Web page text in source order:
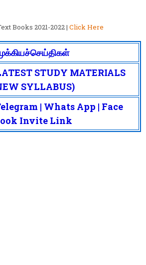
Books 2021-2022 | Click Here
STUDY MATERIALS
SYLLABUS)
| Whats App | Face
Invite Link